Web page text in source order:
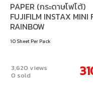
PAPER (กระดาษโฟโต้)
FUJIFILM INSTAX MINI
RAINBOW
(4547410225754)
10 Sheet Per Pack
3,620 views
0 sold